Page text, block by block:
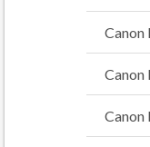
Canon
Canon
Canon